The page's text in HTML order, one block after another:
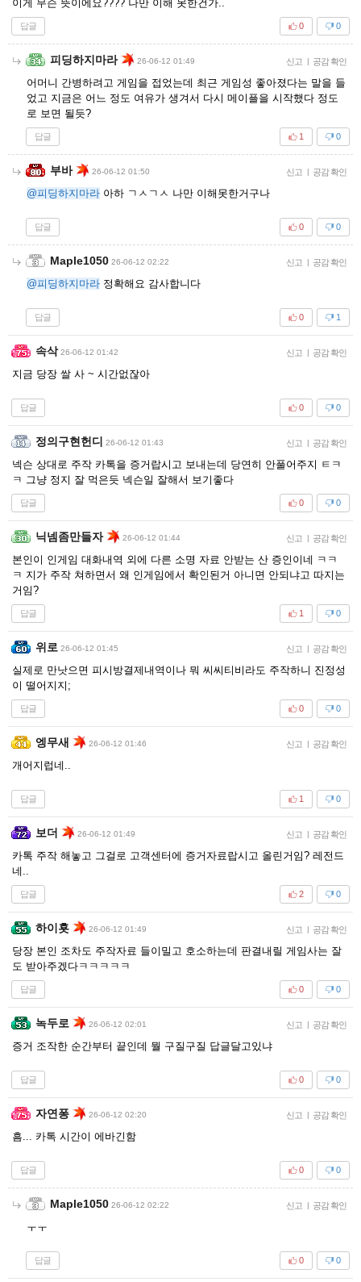
이게 무슨 뜻이에요???? 나만 이해 못한건가..
답글 0
0
피딩하지마라 26-06-12 01:49 신고 | 공감 확인
어머니 간병하려고 게임을 접었는데 최근 게임성 좋아졌다는 말을 들
었고 지금은 어느 정도 여유가 생겨서 다시 메이플을 시작했다 정도
로 보면 될듯?
답글 0
1
부바 26-06-12 01:50 신고 | 공감 확인
@피딩하지마라 아하 ㄱㅅㄱㅅ 나만 이해못한거구나
답글 0
0
Maple1050 26-06-12 02:22 신고 | 공감 확인
@피딩하지마라 정확해요 감사합니다
답글 1
0
속삭 26-06-12 01:42 신고 | 공감 확인
지금 당장 쌀 사 ~ 시간없잖아
답글 0
0
정의구현헌디 26-06-12 01:43 신고 | 공감 확인
넥슨 상대로 주작 카톡을 증거랍시고 보내는데 당연히 안풀어주지 ㅌㅋ
ㅋ 그냥 정지 잘 먹은듯 넥슨일 잘해서 보기좋다
답글 0
0
닉넴좀만들자 26-06-12 01:44 신고 | 공감 확인
본인이 인게임 대화내역 외에 다른 소명 자료 안받는 산 증인이네 ㅋㅋ
ㅋ 지가 주작 쳐하면서 왜 인게임에서 확인된거 아니면 안되냐고 따지는
거임?
답글 0
1
위로 26-06-12 01:45 신고 | 공감 확인
실제로 만낫으면 피시방결제내역이나 뭐 씨씨티비라도 주작하니 진정성
이 떨어지지;
답글 0
0
엥무새 26-06-12 01:46 신고 | 공감 확인
개어지럽네..
답글 0
1
보더 26-06-12 01:49 신고 | 공감 확인
카톡 주작 해놓고 그걸로 고객센터에 증거자료랍시고 올린거임? 레전드
네..
답글 0
2
하이횻 26-06-12 01:49 신고 | 공감 확인
당장 본인 조차도 주작자료 들이밀고 호소하는데 판결내릴 게임사는 잘
도 받아주겠다ㅋㅋㅋㅋㅋ
답글 0
0
녹두로 26-06-12 02:01 신고 | 공감 확인
증거 조작한 순간부터 끝인데 뭘 구질구질 답글달고있냐
답글 0
0
자연퐁 26-06-12 02:20 신고 | 공감 확인
흠... 카톡 시간이 에바긴함
답글 0
0
Maple1050 26-06-12 02:22 신고 | 공감 확인
ㅜㅜ
답글 0
0